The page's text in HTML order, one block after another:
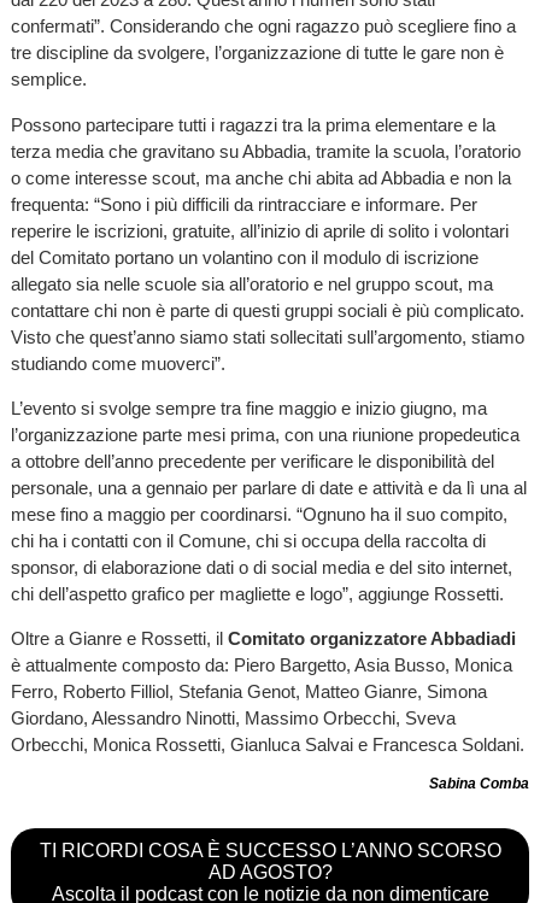
confermati”. Considerando che ogni ragazzo può scegliere fino a
tre discipline da svolgere, l’organizzazione di tutte le gare non è
semplice.
Possono partecipare tutti i ragazzi tra la prima elementare e la
terza media che gravitano su Abbadia, tramite la scuola, l’oratorio
o come interesse scout, ma anche chi abita ad Abbadia e non la
frequenta: “Sono i più difficili da rintracciare e informare. Per
reperire le iscrizioni, gratuite, all’inizio di aprile di solito i volontari
del Comitato portano un volantino con il modulo di iscrizione
allegato sia nelle scuole sia all’oratorio e nel gruppo scout, ma
contattare chi non è parte di questi gruppi sociali è più complicato.
Visto che quest’anno siamo stati sollecitati sull’argomento, stiamo
studiando come muoverci”.
L’evento si svolge sempre tra fine maggio e inizio giugno, ma
l’organizzazione parte mesi prima, con una riunione propedeutica
a ottobre dell’anno precedente per verificare le disponibilità del
personale, una a gennaio per parlare di date e attività e da lì una al
mese fino a maggio per coordinarsi. “Ognuno ha il suo compito,
chi ha i contatti con il Comune, chi si occupa della raccolta di
sponsor, di elaborazione dati o di social media e del sito internet,
chi dell’aspetto grafico per magliette e logo”, aggiunge Rossetti.
Oltre a Gianre e Rossetti, il Comitato organizzatore Abbadiadi
è attualmente composto da: Piero Bargetto, Asia Busso, Monica
Ferro, Roberto Filliol, Stefania Genot, Matteo Gianre, Simona
Giordano, Alessandro Ninotti, Massimo Orbecchi, Sveva
Orbecchi, Monica Rossetti, Gianluca Salvai e Francesca Soldani.
Sabina Comba
TI RICORDI COSA È SUCCESSO L’ANNO SCORSO
AD AGOSTO?
Ascolta il podcast con le notizie da non dimenticare